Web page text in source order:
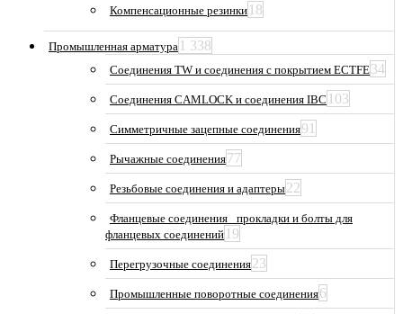
Компенсационные резинки 18
Промышленная арматура 1 338
Соединения TW и соединения с покрытием ECTFE34
Соединения CAMLOCK и соединения IBC 103
Симметричные зацепные соединения91
Рычажные соединения77
Резьбовые соединения и адаптеры22
Фланцевые соединения_ прокладки и болты для
фланцевых соединений 19
Перегрузочные соединения23
Промышленные поворотные соединения6